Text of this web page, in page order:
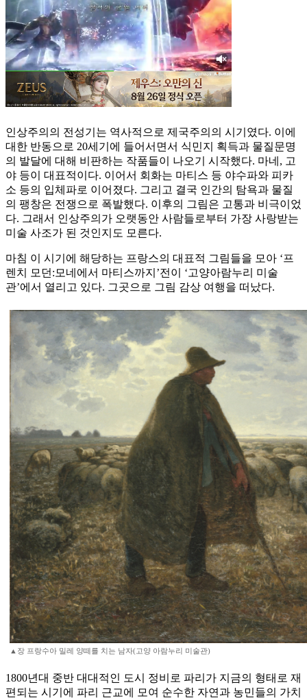
인상주의의 전성기는 역사적으로 제국주의의 시기였다. 이에
대한 반동으로 20세기에 들어서면서 식민지 획득과 물질문명
의 발달에 대해 비판하는 작품들이 나오기 시작했다. 마네, 고
야 등이 대표적이다. 이어서 회화는 마티스 등 야수파와 피카
소 등의 입체파로 이어졌다. 그리고 결국 인간의 탐욕과 물질
의 팽창은 전쟁으로 폭발했다. 이후의 그림은 고통과 비극이었
다. 그래서 인상주의가 오랫동안 사람들로부터 가장 사랑받는
미술 사조가 된 것인지도 모른다.
마침 이 시기에 해당하는 프랑스의 대표적 그림들을 모아 ‘프
렌치 모던:모네에서 마티스까지’전이 ‘고양아람누리 미술
관’에서 열리고 있다. 그곳으로 그림 감상 여행을 떠났다.
▲장 프랑수아 밀레 양떼를 치는 남자(고양 아람누리 미술관)
1800년대 중반 대대적인 도시 정비로 파리가 지금의 형태로 재
편되는 시기에 파리 근교에 모여 순수한 자연과 농민들의 가치